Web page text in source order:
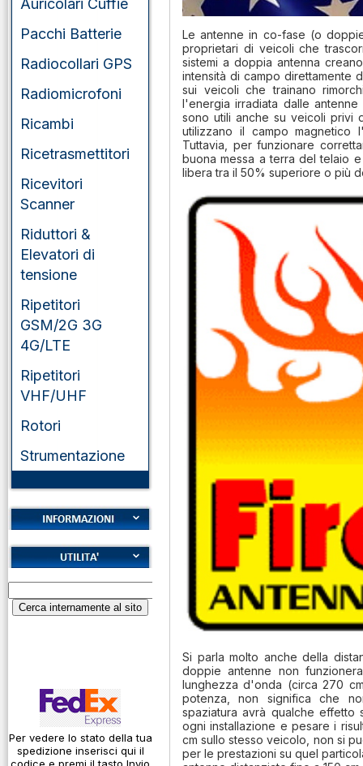
Auricolari Cuffie
Pacchi Batterie
Radiocollari GPS
Radiomicrofoni
Ricambi
Ricetrasmettitori
Ricevitori
Scanner
Riduttori &
Elevatori di
tensione
Ripetitori
GSM/2G 3G
4G/LTE
Ripetitori
VHF/UHF
Rotori
Strumentazione
Cookies
Diritto di recesso
Garanzie
Alfabeto Fonetico
ICAO
Codice Q
Come si usa un
cavo
Connessioni
Per vedere lo stato della tua
spedizione inserisci qui il
Le antenne in co-fase (o
proprietari di veicoli che
sistemi a doppia antenna
intensità di campo direttamente
sui veicoli che trainano
l'energia irradiata dalle
sono utili anche su veicoli privi
utilizzano il campo magnetico
Tuttavia, per funzionare
buona messa a terra del telaio
libera tra il 50% superiore o più
Si parla molto anche della
doppie antenne non
lunghezza d'onda (circa 270
potenza, non significa che
spaziatura avrà qualche effetto
ogni installazione e pesare i
cm sullo stesso veicolo, non si
per le prestazioni su quel